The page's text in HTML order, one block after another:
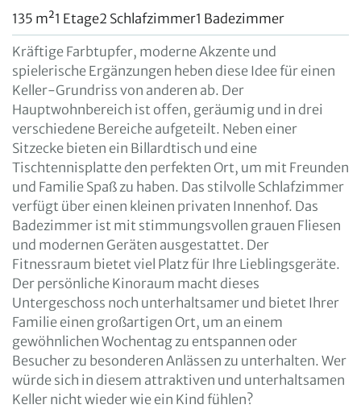
135 m²1 Etage2 Schlafzimmer1 Badezimmer
Kräftige Farbtupfer, moderne Akzente und
spielerische Ergänzungen heben diese Idee für einen
Keller-Grundriss von anderen ab. Der
Hauptwohnbereich ist offen, geräumig und in drei
verschiedene Bereiche aufgeteilt. Neben einer
Sitzecke bieten ein Billardtisch und eine
Tischtennisplatte den perfekten Ort, um mit Freunden
und Familie Spaß zu haben. Das stilvolle Schlafzimmer
verfügt über einen kleinen privaten Innenhof. Das
Badezimmer ist mit stimmungsvollen grauen Fliesen
und modernen Geräten ausgestattet. Der
Fitnessraum bietet viel Platz für Ihre Lieblingsgeräte.
Der persönliche Kinoraum macht dieses
Untergeschoss noch unterhaltsamer und bietet Ihrer
Familie einen großartigen Ort, um an einem
gewöhnlichen Wochentag zu entspannen oder
Besucher zu besonderen Anlässen zu unterhalten. Wer
würde sich in diesem attraktiven und unterhaltsamen
Keller nicht wieder wie ein Kind fühlen?